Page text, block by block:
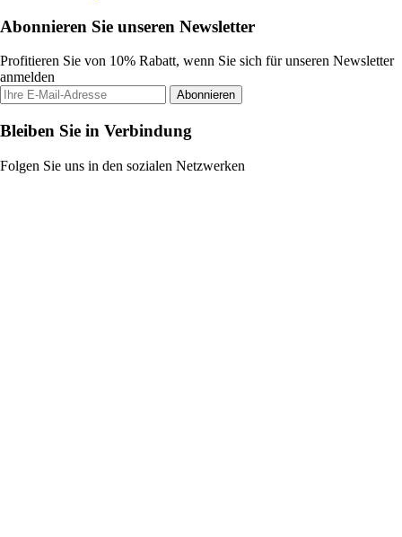
Abonnieren Sie unseren Newsletter
Profitieren Sie von 10% Rabatt, wenn Sie sich für unseren Newsletter
anmelden
Abonnieren
Bleiben Sie in Verbindung
Folgen Sie uns in den sozialen Netzwerken